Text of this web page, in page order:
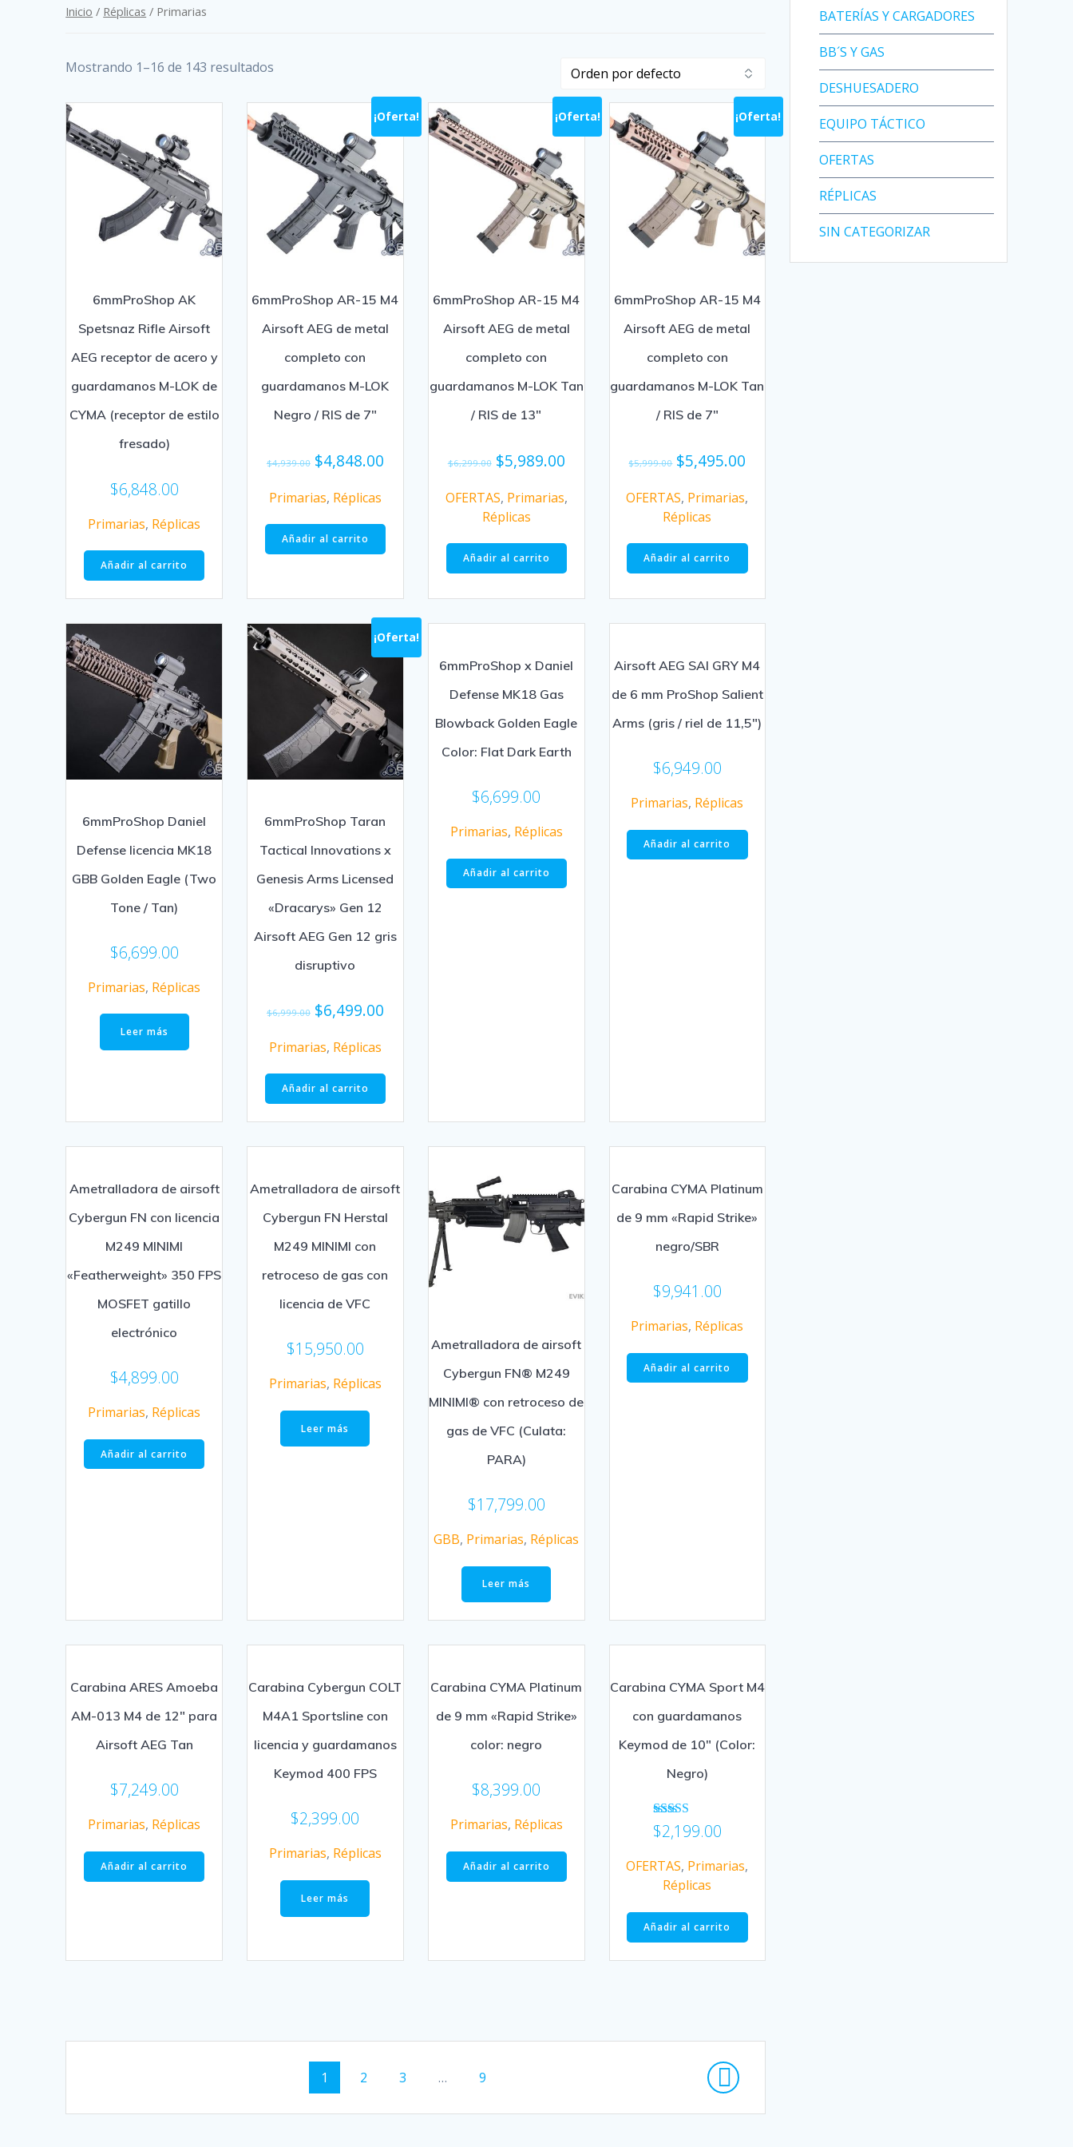
Inicio / Réplicas / Primarias
Mostrando 1–16 de 143 resultados
6mmProShop AK
Spetsnaz Rifle Airsoft
AEG receptor de acero y
guardamanos M-LOK de
CYMA (receptor de estilo
fresado)
$6,848.00
Primarias, Réplicas
Añadir al carrito
¡Oferta!
6mmProShop AR-15 M4
Airsoft AEG de metal
completo con
guardamanos M-LOK
Negro / RIS de 7″
$4,939.00 $4,848.00
Primarias, Réplicas
Añadir al carrito
¡Oferta!
6mmProShop AR-15 M4
Airsoft AEG de metal
completo con
guardamanos M-LOK Tan
/ RIS de 13″
$6,299.00 $5,989.00
OFERTAS, Primarias,
Réplicas
Añadir al carrito
¡Oferta!
6mmProShop AR-15 M4
Airsoft AEG de metal
completo con
guardamanos M-LOK Tan
/ RIS de 7″
$5,999.00 $5,495.00
OFERTAS, Primarias,
Réplicas
Añadir al carrito
6mmProShop Daniel
Defense licencia MK18
GBB Golden Eagle (Two
Tone / Tan)
$6,699.00
Primarias, Réplicas
Leer más
¡Oferta!
6mmProShop Taran
Tactical Innovations x
Genesis Arms Licensed
«Dracarys» Gen 12
Airsoft AEG Gen 12 gris
disruptivo
$6,999.00 $6,499.00
Primarias, Réplicas
Añadir al carrito
6mmProShop x Daniel
Defense MK18 Gas
Blowback Golden Eagle
Color: Flat Dark Earth
$6,699.00
Primarias, Réplicas
Añadir al carrito
Airsoft AEG SAI GRY M4
de 6 mm ProShop Salient
Arms (gris / riel de 11,5″)
$6,949.00
Primarias, Réplicas
Añadir al carrito
Ametralladora de airsoft
Cybergun FN con licencia
M249 MINIMI
«Featherweight» 350 FPS
MOSFET gatillo
electrónico
$4,899.00
Primarias, Réplicas
Añadir al carrito
Ametralladora de airsoft
Cybergun FN Herstal
M249 MINIMI con
retroceso de gas con
licencia de VFC
$15,950.00
Primarias, Réplicas
Leer más
Ametralladora de airsoft
Cybergun FN® M249
MINIMI® con retroceso de
gas de VFC (Culata:
PARA)
$17,799.00
GBB, Primarias, Réplicas
Leer más
Carabina CYMA Platinum
de 9 mm «Rapid Strike»
negro/SBR
$9,941.00
Primarias, Réplicas
Añadir al carrito
Carabina ARES Amoeba
AM-013 M4 de 12″ para
Airsoft AEG Tan
$7,249.00
Primarias, Réplicas
Añadir al carrito
Carabina Cybergun COLT
M4A1 Sportsline con
licencia y guardamanos
Keymod 400 FPS
$2,399.00
Primarias, Réplicas
Leer más
Carabina CYMA Platinum
de 9 mm «Rapid Strike»
color: negro
$8,399.00
Primarias, Réplicas
Añadir al carrito
Carabina CYMA Sport M4
con guardamanos
Keymod de 10″ (Color:
Negro)
Valorado
en
de 5
$2,199.00
OFERTAS, Primarias,
Réplicas
Añadir al carrito
Página
1 Página
2 Página
3 … Página
9
BATERÍAS Y CARGADORES
BB´S Y GAS
DESHUESADERO
EQUIPO TÁCTICO
OFERTAS
RÉPLICAS
SIN CATEGORIZAR